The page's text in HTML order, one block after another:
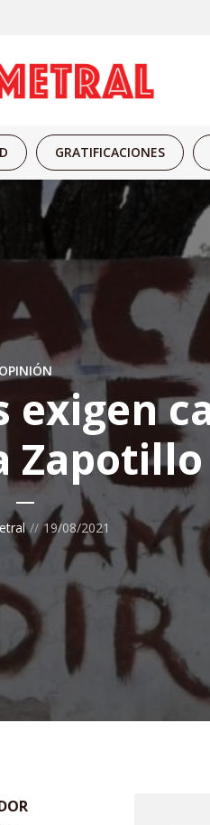
GRATIFICACIONES
OPINIÓN
exigen
Zapotillo
19/08/2021